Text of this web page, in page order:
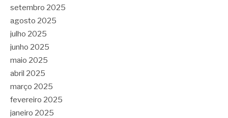
setembro 2025
agosto 2025
julho 2025
junho 2025
maio 2025
abril 2025
março 2025
fevereiro 2025
janeiro 2025